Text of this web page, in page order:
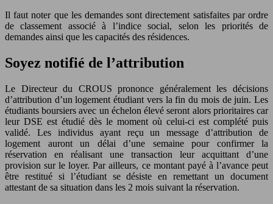
Il faut noter que les demandes sont directement satisfaites par ordre
de classement associé à l’indice social, selon les priorités de
demandes ainsi que les capacités des résidences.
Soyez notifié de l’attribution
Le Directeur du CROUS prononce généralement les décisions
d’attribution d’un logement étudiant vers la fin du mois de juin. Les
étudiants boursiers avec un échelon élevé seront alors prioritaires car
leur DSE est étudié dès le moment où celui-ci est complété puis
validé. Les individus ayant reçu un message d’attribution de
logement auront un délai d’une semaine pour confirmer la
réservation en réalisant une transaction leur acquittant d’une
provision sur le loyer. Par ailleurs, ce montant payé à l’avance peut
être restitué si l’étudiant se désiste en remettant un document
attestant de sa situation dans les 2 mois suivant la réservation.